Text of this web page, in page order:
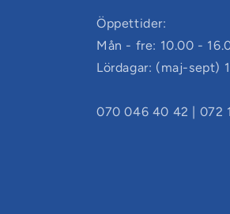
Öppettider:
Mån - fre: 10.00 -
Lördagar: (maj-sept)
070 046 40 42 | 072